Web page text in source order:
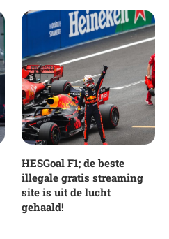
HESGoal F1; de beste
illegale gratis streaming
site is uit de lucht
gehaald!